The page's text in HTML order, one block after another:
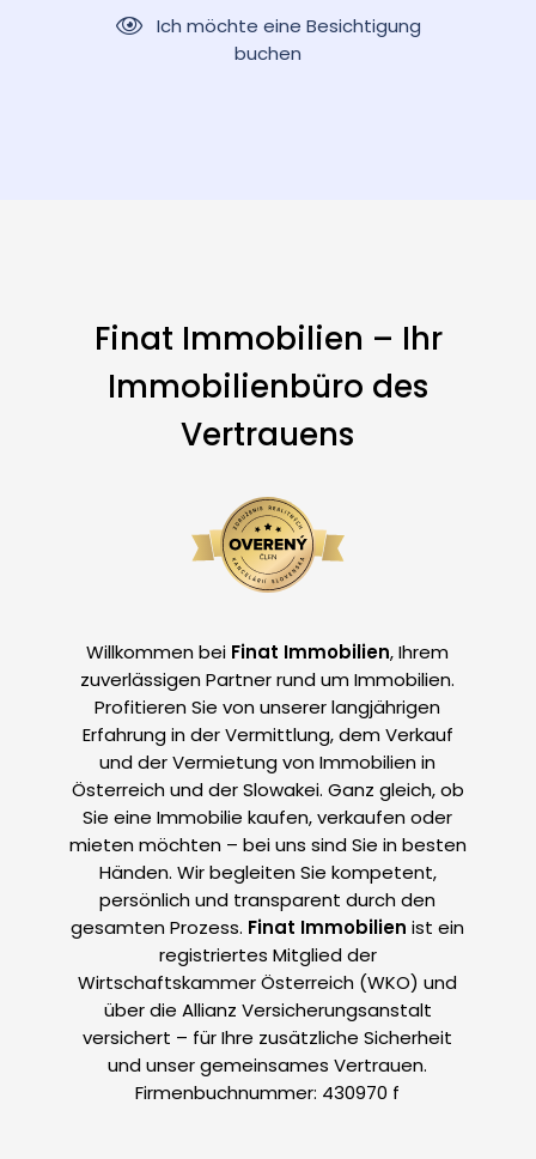
Ich möchte eine Besichtigung
buchen
Finat Immobilien – Ihr
Immobilienbüro des
Vertrauens
Willkommen bei Finat Immobilien, Ihrem
zuverlässigen Partner rund um Immobilien.
Profitieren Sie von unserer langjährigen
Erfahrung in der Vermittlung, dem Verkauf
und der Vermietung von Immobilien in
Österreich und der Slowakei. Ganz gleich, ob
Sie eine Immobilie kaufen, verkaufen oder
mieten möchten – bei uns sind Sie in besten
Händen. Wir begleiten Sie kompetent,
persönlich und transparent durch den
gesamten Prozess. Finat Immobilien ist ein
registriertes Mitglied der
Wirtschaftskammer Österreich (WKO) und
über die Allianz Versicherungsanstalt
versichert – für Ihre zusätzliche Sicherheit
und unser gemeinsames Vertrauen.
Firmenbuchnummer: 430970 f